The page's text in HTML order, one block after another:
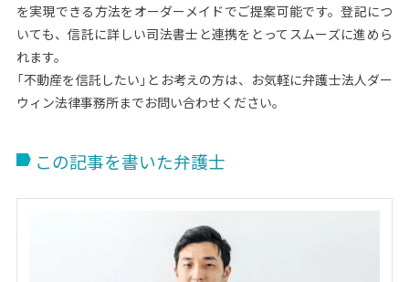
を実現できる方法をオーダーメイドでご提案可能です。登記につ
いても、信託に詳しい司法書士と連携をとってスムーズに進めら
れます。
「不動産を信託したい」とお考えの方は、お気軽に弁護士法人ダー
ウィン法律事務所までお問い合わせください。
この記事を書いた弁護士